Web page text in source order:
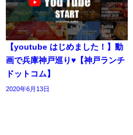
【youtube はじめました！】動
画で兵庫神戸巡り♥【神戸ランチ
ドットコム】
2020年6月13日